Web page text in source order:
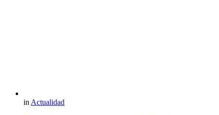
in Actualidad